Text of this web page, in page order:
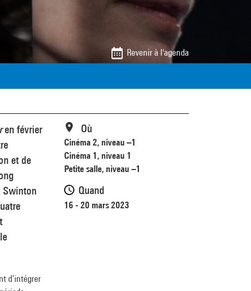
Revenir à l'agenda
en février
et de
Swinton
d’intégrer
Où
Cinéma 2, niveau –1
Cinéma 1, niveau 1
Petite salle, niveau –1
Quand
16 - 20 mars 2023